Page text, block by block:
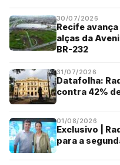
30/07/2026
Recife
alças da
BR-232
31/07/2026
Datafolha:
contra 42%
01/08/2026
Exclusivo |
para a